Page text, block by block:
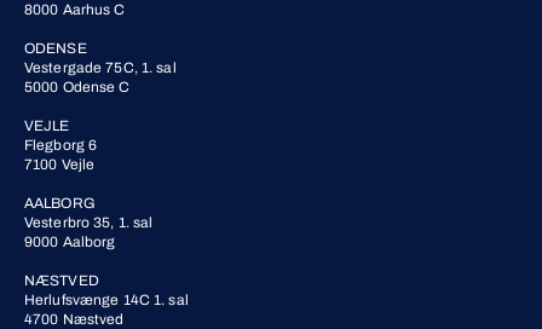
8000 Aarhus C
ODENSE
Vestergade 75C, 1. sal
5000 Odense C
VEJLE
Flegborg 6
7100 Vejle
AALBORG
Vesterbro 35, 1. sal
9000 Aalborg
NÆSTVED
Herlufsvænge 14C 1. sal
4700 Næstved